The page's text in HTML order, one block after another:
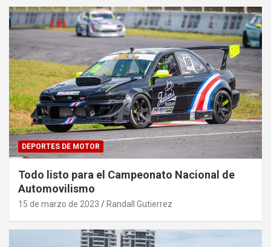
DEPORTES DE MOTOR
Todo listo para el Campeonato Nacional de
Automovilismo
15 de marzo de 2023 Randall Gutierrez